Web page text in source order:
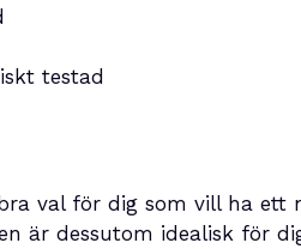
testad
val för dig som vill ha ett
är dessutom idealisk för